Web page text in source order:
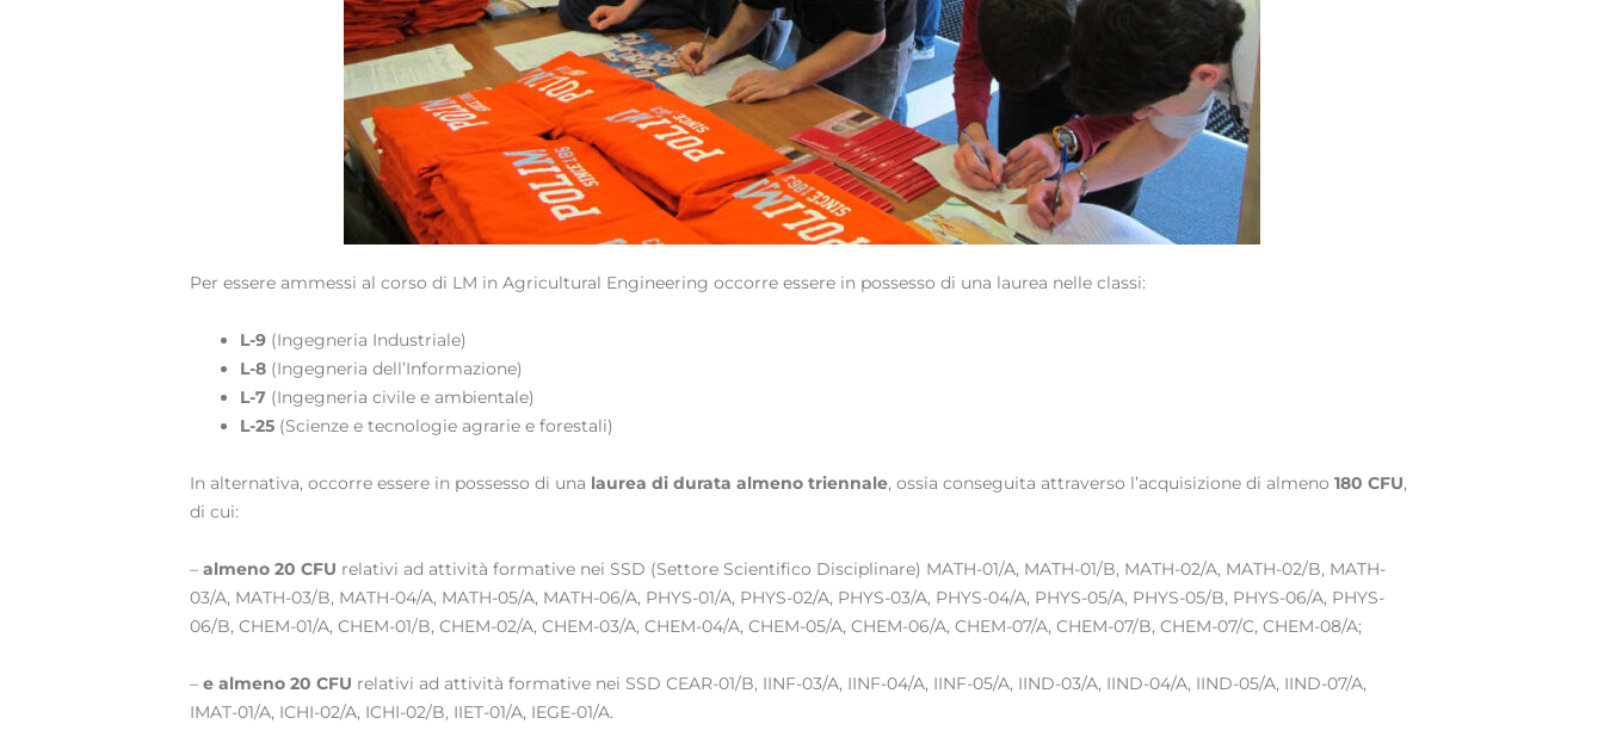
Per essere ammessi al corso di LM in Agricultural Engineering occorre essere in possesso di una laurea nelle classi:
L-9 (Ingegneria Industriale)
L-8 (Ingegneria dell’Informazione)
L-7 (Ingegneria civile e ambientale)
L-25 (Scienze e tecnologie agrarie e forestali)
In alternativa, occorre essere in possesso di una laurea di durata almeno triennale, ossia conseguita attraverso l’acquisizione di almeno180 CFU,
di cui:
–almeno 20 CFU relativi ad attività formative nei SSD (Settore Scientifico Disciplinare) MATH-01/A, MATH-01/B, MATH-02/A, MATH-02/B, MATH-
03/A, MATH-03/B, MATH-04/A, MATH-05/A, MATH-06/A, PHYS-01/A, PHYS-02/A, PHYS-03/A, PHYS-04/A, PHYS-05/A, PHYS-05/B, PHYS-06/A, PHYS-
06/B, CHEM-01/A, CHEM-01/B, CHEM-02/A, CHEM-03/A, CHEM-04/A, CHEM-05/A, CHEM-06/A, CHEM-07/A, CHEM-07/B, CHEM-07/C, CHEM-08/A;
–e almeno 20 CFU relativi ad attività formative nei SSD CEAR-01/B, IINF-03/A, IINF-04/A, IINF-05/A, IIND-03/A, IIND-04/A, IIND-05/A, IIND-07/A,
IMAT-01/A, ICHI-02/A, ICHI-02/B, IIET-01/A, IEGE-01/A.